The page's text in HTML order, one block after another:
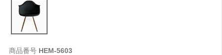
商品番号 HEM-5603